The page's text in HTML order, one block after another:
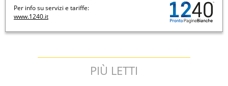
Per info su servizi e tariffe:
www.1240.it
PIÙ LETTI